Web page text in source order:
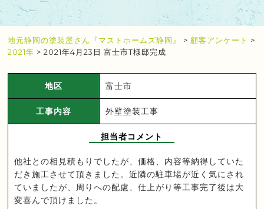
地元静岡の塗装屋さん『マストホームズ静岡』 >顧客アンケート >
2021年 >2021年4月23日 富士市T様邸完成
地区 富士市
工事内容 外壁塗装工事
担当者コメント
他社との相見積もりでしたが、価格、内容等納得していた
だき施工させて頂きました。近隣の駐車場が近く気にされ
ていましたが、周りへの配慮、仕上がり等工事完了後は大
変喜んで頂けました。